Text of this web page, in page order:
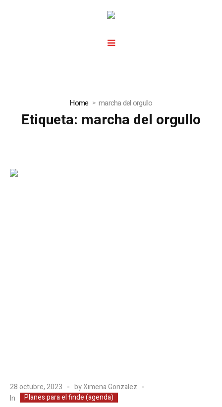
Home marcha del orgullo
Etiqueta: marcha del orgullo
28 octubre, 2023 byXimena Gonzalez
In
Planes para el finde (agenda)